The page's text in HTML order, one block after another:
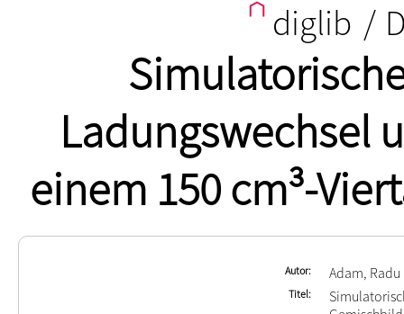
diglib /
Ladungswechsel
einem 150 cm³-
Autor Adam,
Titel